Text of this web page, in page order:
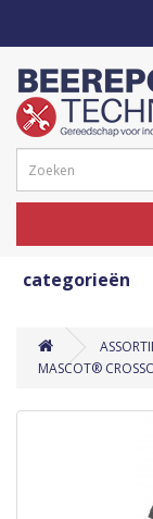
categorieën
MASCOT®